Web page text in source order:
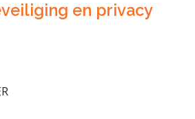
en privacy